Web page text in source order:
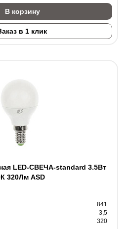
В корзину
в 1 клик
LED-СВЕЧА-standard 3.5Вт
320Лм ASD
841
3,5
320